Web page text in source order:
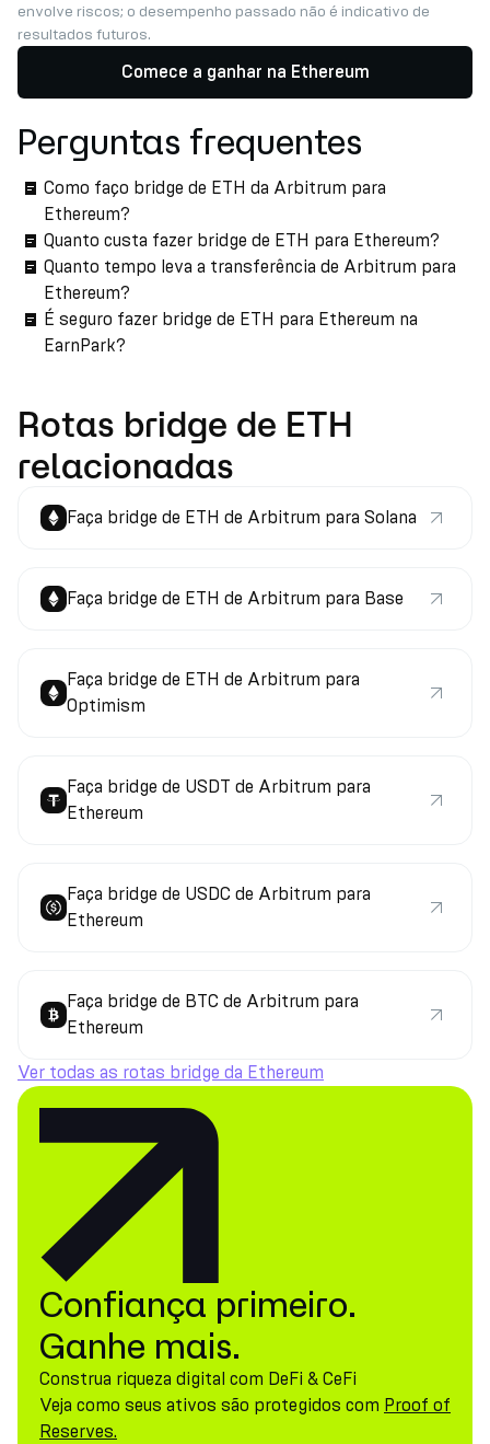
envolve riscos; o desempenho passado não é indicativo de
resultados futuros.
Comece a ganhar na Ethereum
Perguntas frequentes
Como faço bridge de ETH da Arbitrum para
Ethereum?
Quanto custa fazer bridge de ETH para Ethereum?
Quanto tempo leva a transferência de Arbitrum para
Ethereum?
É seguro fazer bridge de ETH para Ethereum na
EarnPark?
Rotas bridge de ETH
relacionadas
Faça bridge de ETH de Arbitrum para Solana
Faça bridge de ETH de Arbitrum para Base
Faça bridge de ETH de Arbitrum para
Optimism
Faça bridge de USDT de Arbitrum para
Ethereum
Faça bridge de USDC de Arbitrum para
Ethereum
Faça bridge de BTC de Arbitrum para
Ethereum
Ver todas as rotas bridge da Ethereum
Confiança primeiro.
Ganhe mais.
Construa riqueza digital com DeFi & CeFi
Veja como seus ativos são protegidos com Proof of
Reserves.